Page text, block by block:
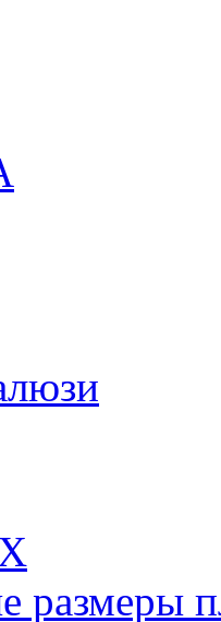
размеры